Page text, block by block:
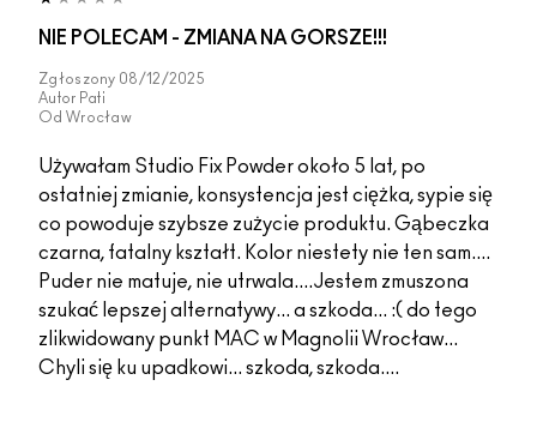
NIE POLECAM - ZMIANA NA GORSZE!!!
Zgłoszony 08/12/2025
Autor Pati
Od Wrocław
Używałam Studio Fix Powder około 5 lat, po
ostatniej zmianie, konsystencja jest ciężka, sypie się
co powoduje szybsze zużycie produktu. Gąbeczka
czarna, fatalny kształt. Kolor niestety nie ten sam....
Puder nie matuje, nie utrwala....Jestem zmuszona
szukać lepszej alternatywy... a szkoda... :( do tego
zlikwidowany punkt MAC w Magnolii Wrocław...
Chyli się ku upadkowi... szkoda, szkoda....